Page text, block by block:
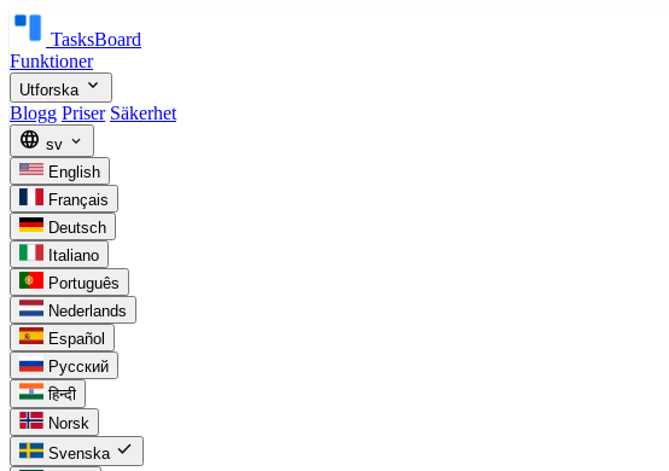
TasksBoard
Funktioner
Utforska expand_more
Blogg Priser Säkerhet
language sv expand_more
English
Français
Deutsch
Italiano
Português
Nederlands
Español
Русский
हिन्दी
Norsk
Svenska check